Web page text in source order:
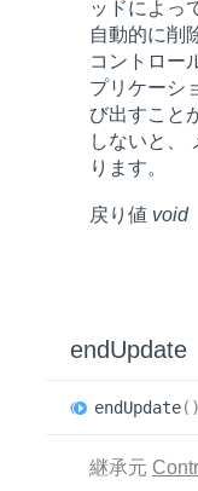
ッドによっ
自動的に削
コントロー
プリケーシ
び出すこと
しないと、
ります。
戻り値 void
endUpdate
endUpdate( )
継承元